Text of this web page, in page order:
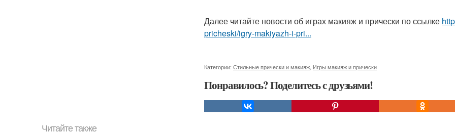
Далее читайте новости об играх макияж и прически по ссылке
pricheski/igry-makiyazh-i-pri...
Категории: Стильные прически и макияж Игры макияж и прически
Понравилось? Поделитесь с друзьями!
Читайте также